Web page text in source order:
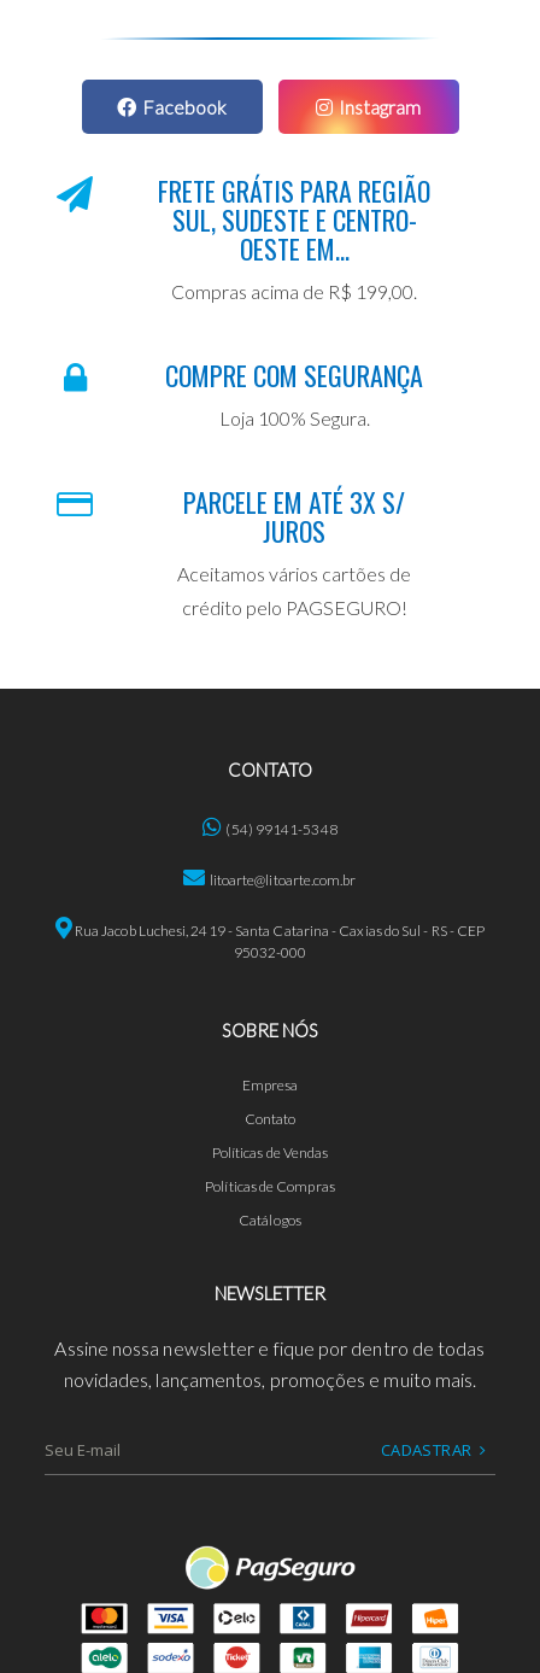
Facebook Instagram
FRETE GRÁTIS PARA REGIÃO
SUL, SUDESTE E CENTRO-
OESTE EM...
Compras acima de R$ 199,00.
COMPRE COM SEGURANÇA
Loja 100% Segura.
PARCELE EM ATÉ 3X S/
JUROS
Aceitamos vários cartões de
crédito pelo PAGSEGURO!
CONTATO
(54) 99141-5348
litoarte@litoarte.com.br
Rua Jacob Luchesi, 2419 - Santa Catarina - Caxias do Sul - RS - CEP
95032-000
SOBRE NÓS
Empresa
Contato
Políticas de Vendas
Políticas de Compras
Catálogos
NEWSLETTER
Assine nossa newsletter e fique por dentro de todas
novidades, lançamentos, promoções e muito mais.
CADASTRAR